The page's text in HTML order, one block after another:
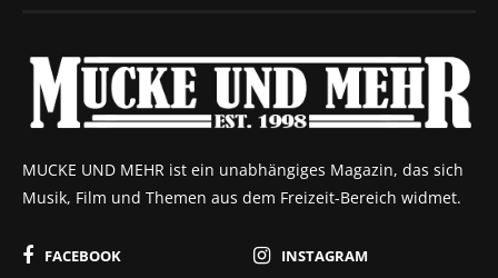
MUCKE UND MEHR ist ein unabhängiges Magazin, das sich
Musik, Film und Themen aus dem Freizeit-Bereich widmet.
FACEBOOK
INSTAGRAM